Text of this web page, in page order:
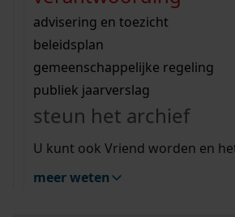
bouwvergunningen
omgevingsvergunningen
vergunningen
beeld en geluid
uitleg nodig?
Wij helpen u op weg met een
bekijk alle zoektips
Wij helpen u op weg met een
bekijk alle zoektips
bekijk ons geschiedenislokaal
advisering en toezicht
beleidsplan
gemeenschappelijke regeling
publiek jaarverslag
steun het archief
U kunt ook Vriend worden en
meer weten
zoektips
Mijn Studiezaal (inloggen)